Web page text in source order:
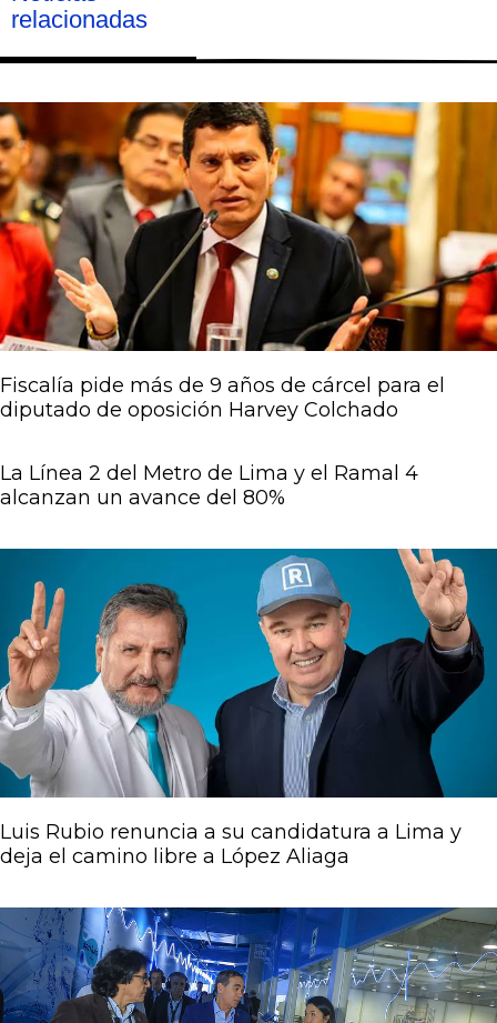
relacionadas
Fiscalía pide más de 9 años de cárcel para el
diputado de oposición Harvey Colchado
La Línea 2 del Metro de Lima y el Ramal 4
alcanzan un avance del 80%
Luis Rubio renuncia a su candidatura a Lima y
deja el camino libre a López Aliaga
Página
Página
Página
Página
Página